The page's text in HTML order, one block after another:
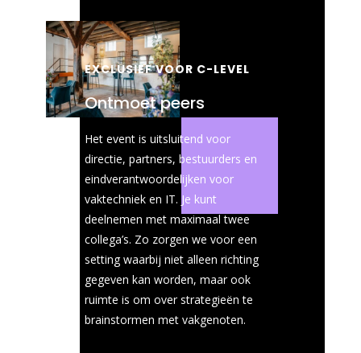
EXCLUSIEF VOOR C-LEVEL
Ontmoet peers
Het event is uitsluitend voor
directie, partners, bestuurders en
eindverantwoordelijken voor
vaktechniek en IT. Je kunt
deelnemen met maximaal twee
collega’s. Zo zorgen we voor een
setting waarbij niet alleen richting
gegeven kan worden, maar ook
ruimte is om over strategieën te
brainstormen met vakgenoten.